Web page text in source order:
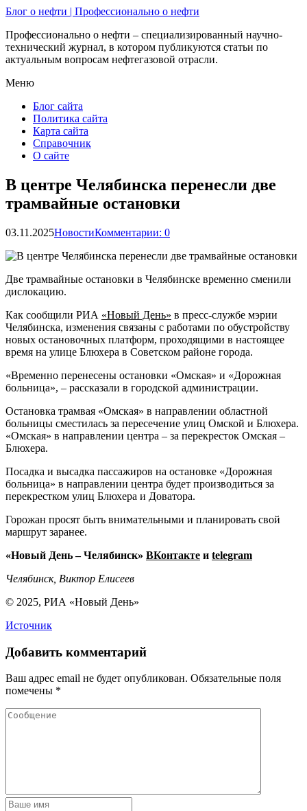
Блог о нефти | Профессионально о нефти
Профессионально о нефти – специализированный научно-
технический журнал, в котором публикуются статьи по
актуальным вопросам нефтегазовой отрасли.
Меню
Блог сайта
Политика сайта
Карта сайта
Справочник
О сайте
В центре Челябинска перенесли две
трамвайные остановки
03.11.2025НовостиКомментарии: 0
Две трамвайные остановки в Челябинске временно сменили
дислокацию.
Как сообщили РИА «Новый День» в пресс-службе мэрии
Челябинска, изменения связаны с работами по обустройству
новых остановочных платформ, проходящими в настоящее
время на улице Блюхера в Советском районе города.
«Временно перенесены остановки «Омская» и «Дорожная
больница», – рассказали в городской администрации.
Остановка трамвая «Омская» в направлении областной
больницы сместилась за пересечение улиц Омской и Блюхера.
«Омская» в направлении центра – за перекресток Омская –
Блюхера.
Посадка и высадка пассажиров на остановке «Дорожная
больница» в направлении центра будет производиться за
перекрестком улиц Блюхера и Доватора.
Горожан просят быть внимательными и планировать свой
маршрут заранее.
«Новый День – Челябинск» ВКонтакте и telegram
Челябинск, Виктор Елисеев
© 2025, РИА «Новый День»
Источник
Добавить комментарий
Ваш адрес email не будет опубликован. Обязательные поля
помечены *